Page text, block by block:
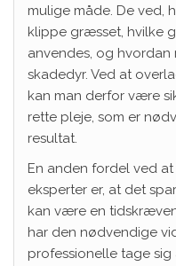
mulige måde. De ved,
klippe græsset, hvilke
anvendes, og
skadedyr. Ved at
kan man derfor være
rette pleje, som er
resultat.
En anden fordel ved
eksperter er, at det
kan være en
har den nødvendige
professionelle tage